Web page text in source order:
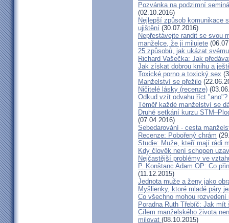
Pozvánka na podzimní
(02.10.2016)
Nejlepší způsob komunikace
ujištění (30.07.2016)
Nepřestávejte randit se svou
manželce, že ji milujete
25 způsobů, jak ukázat
Richard Vašečka: Jak
Jak získat dobrou knihu a
Toxické porno a toxický sex
Manželství se přežilo
Ničitelé lásky (recenze)
Odkud vzít odvahu říct "ano"?
Téměř každé manželství se
Druhé setkání kurzu
(07.04.2016)
Sebedarování - cesta
Recenze: Pobořený chrám
Studie: Muže, kteří mají rádi
Kdy člověk není schopen
Nejčastější problémy ve
P. Konštanc Adam OP: Co
(11.12.2015)
Jednota muže a ženy jako
Myšlienky, ktoré mladé páry
Co všechno mohou
Poradna Ruth Třebíč: Jak
Cílem manželského života
milovat (08.10.2015)